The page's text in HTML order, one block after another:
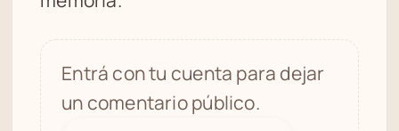
Entrá con tu cuenta para dejar
un comentario público.